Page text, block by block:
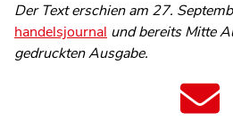
Der Text erschien am 27.
handelsjournal und bereits Mitte
gedruckten Ausgabe.